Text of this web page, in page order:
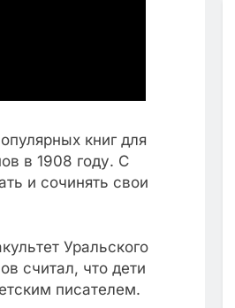
книг для
в 1908 году. С
и сочинять свои
Уральского
считал, что дети
писателем.